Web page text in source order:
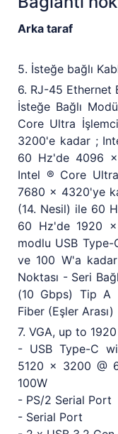
Arka taraf
5. İsteğe bağlı
6. RJ-45 Ethernet
İsteğe Bağlı
Core Ultra
3200'e kadar ;
60 Hz'de 4096 x
Intel ® Core
7680 x 4320'ye
(14. Nesil) ile 60
60 Hz'de 1920
modlu USB
ve 100 W'a
Noktası - Seri
(10 Gbps) Tip A
Fiber (Eşler Arası)
7. VGA, up to
- USB Type-C
5120 x 3200 @
100W
- PS/2 Serial Port
- Serial Port